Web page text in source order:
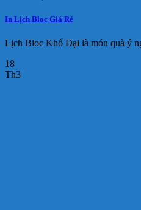
In Lịch Bloc Giá Rẻ
Lịch Bloc Khổ Đại là món quà ý
18
Th3